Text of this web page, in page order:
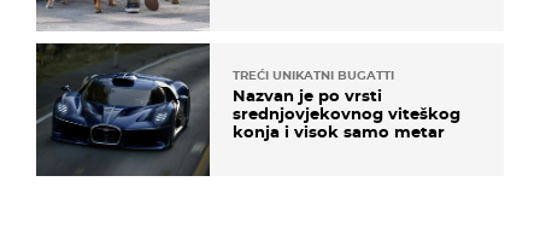
TREĆI UNIKATNI BUGATTI
Nazvan je po vrsti
srednjovjekovnog viteškog
konja i visok samo metar